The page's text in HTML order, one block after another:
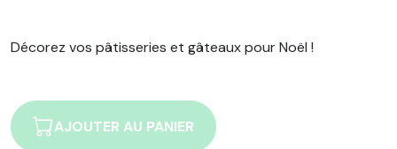
Décorez vos pâtisseries et gâteaux pour Noël !
AJOUTER AU PANIER